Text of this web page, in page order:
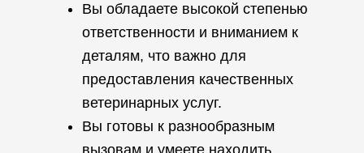
Вы обладаете высокой степенью
ответственности и вниманием к
деталям, что важно для
предоставления качественных
ветеринарных услуг.
Вы готовы к разнообразным
вызовам и умеете находить